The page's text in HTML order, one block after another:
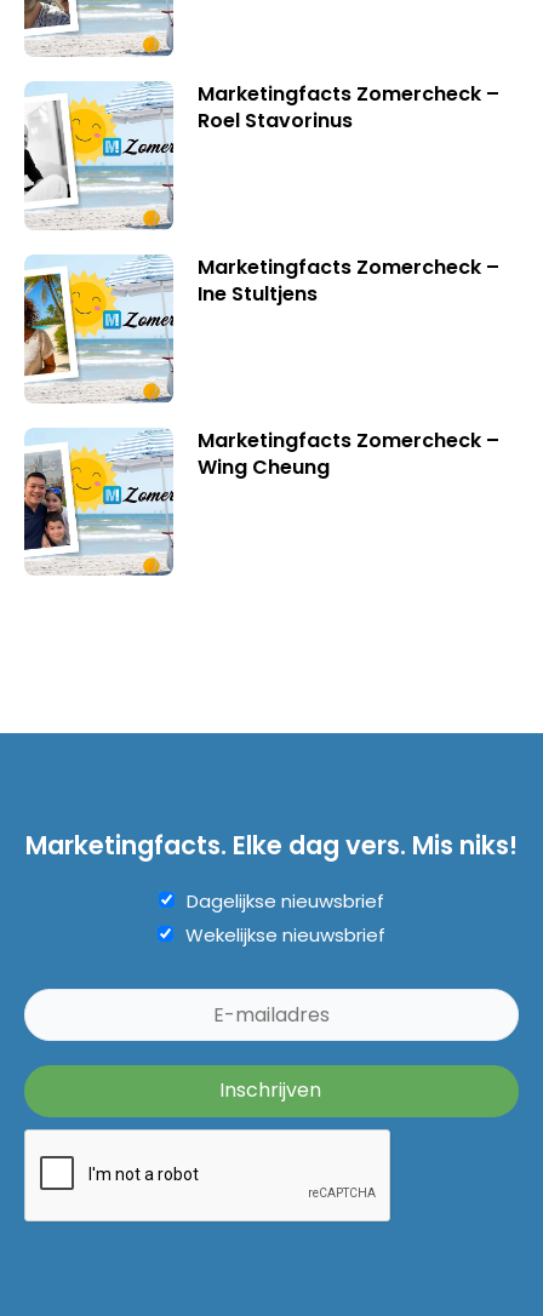
Marketingfacts Zomercheck –
Roel Stavorinus
Marketingfacts Zomercheck –
Ine Stultjens
Marketingfacts Zomercheck –
Wing Cheung
Marketingfacts. Elke dag vers. Mis niks!
Dagelijkse nieuwsbrief
Wekelijkse nieuwsbrief